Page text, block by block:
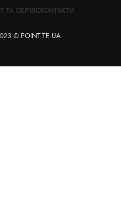
ТА СЕРВІСКОНТАКТИ
© POINT.TE.UA